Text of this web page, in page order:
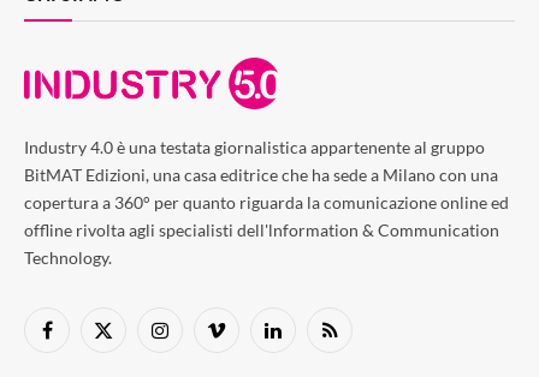
Industry 4.0 è una testata giornalistica appartenente al gruppo
BitMAT Edizioni, una casa editrice che ha sede a Milano con una
copertura a 360° per quanto riguarda la comunicazione online ed
offline rivolta agli specialisti dell'lnformation & Communication
Technology.
Facebook
X
InstagramVimeo LinkedInRSS